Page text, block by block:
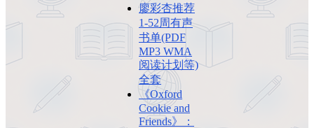
廖彩杏推荐
1-52周有声
书单(PDF
MP3 WMA
阅读计划等)
全套
《Oxford
Cookie and
Friends》：